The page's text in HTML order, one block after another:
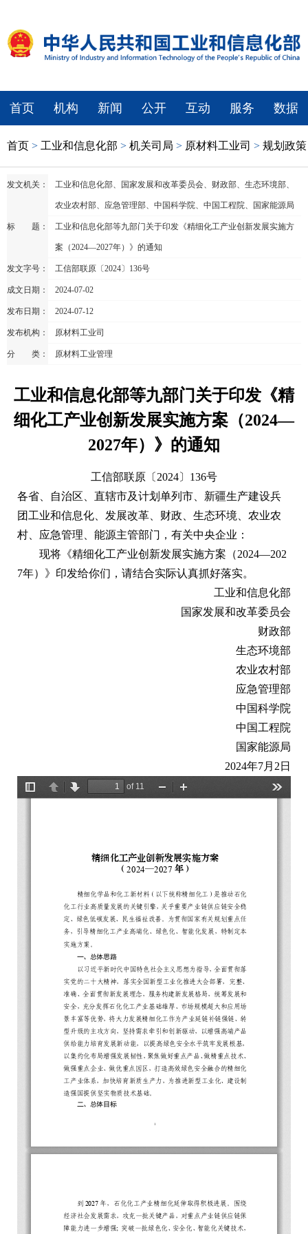
首页 机构 新闻 公开 互动 服务 数据
首页 > 工业和信息化部 > 机关司局 > 原材料工业司 > 规划政策
发文机关： 工业和信息化部、国家发展和改革委员会、财政部、生态环境部、
农业农村部、应急管理部、中国科学院、中国工程院、国家能源局
标 题： 工业和信息化部等九部门关于印发《精细化工产业创新发展实施方
案（2024—2027年）》的通知
发文字号： 工信部联原〔2024〕136号
成文日期： 2024-07-02
发布日期： 2024-07-12
发布机构： 原材料工业司
分 类： 原材料工业管理
工业和信息化部等九部门关于印发《精
细化工产业创新发展实施方案（2024—
2027年）》的通知
工信部联原 〔2024〕 136号
各省、自治区、直辖市及计划单列市、新疆生产建设兵
团工业和信息化、发展改革、财政、生态环境、农业农
村、应急管理、能源主管部门，有关中央企业：
现将《精细化工产业创新发展实施方案（2024—202
7年）》印发给你们，请结合实际认真抓好落实。
工业和信息化部
国家发展和改革委员会
财政部
生态环境部
农业农村部
应急管理部
中国科学院
中国工程院
国家能源局
2024年7月2日